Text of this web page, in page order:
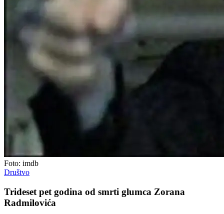
Foto: imdb
Društvo
Trideset pet godina od smrti glumca Zorana
Radmilovića